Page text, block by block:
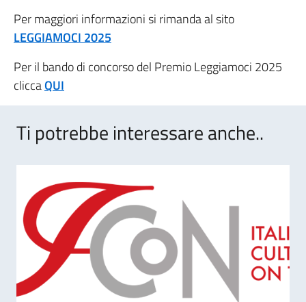
Per maggiori informazioni si rimanda al sito
LEGGIAMOCI 2025
Per il bando di concorso del Premio Leggiamoci 2025
cliccaQUI
Ti potrebbe interessare anche..